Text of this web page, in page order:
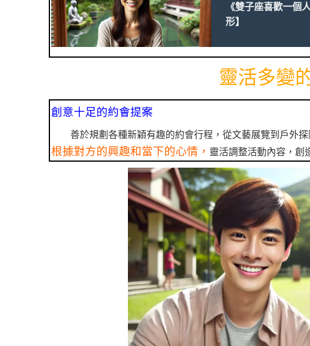
《雙子座喜歡一個
形】
靈活多變
創意十足的約會提案
善於規劃各種新穎有趣的約會行程，從文藝展覽到戶外
根據對方的興趣和當下的心情， 靈活調整活動內容，創